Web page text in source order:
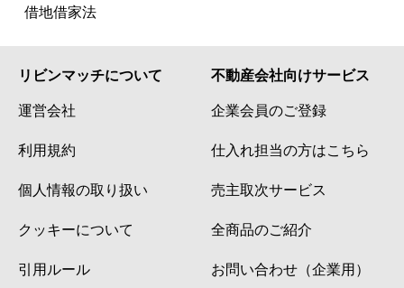
借地借家法
リビンマッチについて
運営会社
利用規約
個人情報の取り扱い
クッキーについて
引用ルール
不動産会社向けサービス
企業会員のご登録
仕入れ担当の方はこちら
売主取次サービス
全商品のご紹介
お問い合わせ（企業用）